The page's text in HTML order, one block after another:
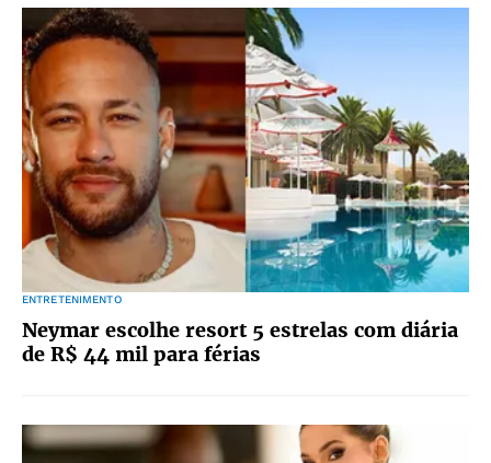
ENTRETENIMENTO
Neymar escolhe resort 5 estrelas com diária
de R$ 44 mil para férias